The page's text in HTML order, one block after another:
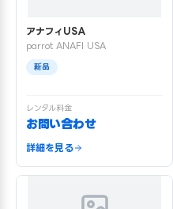
アナフィUSA
parrot ANAFI USA
新品
レンタル料金
お問い合わせ
詳細を見る